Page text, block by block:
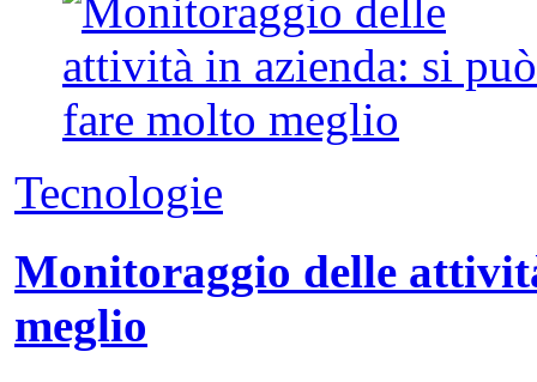
Tecnologie
Monitoraggio delle
meglio